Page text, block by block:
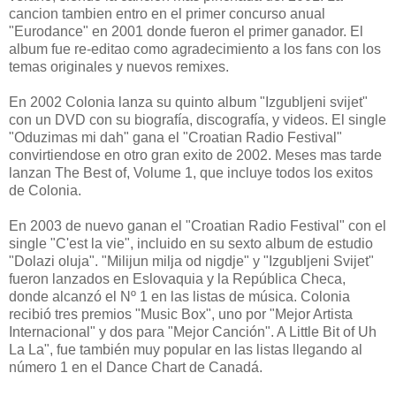
cancion tambien entro en el primer concurso anual
"Eurodance" en 2001 donde fueron el primer ganador. El
album fue re-editao como agradecimiento a los fans con los
temas originales y nuevos remixes.
En 2002 Colonia lanza su quinto album "Izgubljeni svijet"
con un DVD con su biografía, discografía, y videos. El single
"Oduzimas mi dah" gana el "Croatian Radio Festival"
convirtiendose en otro gran exito de 2002. Meses mas tarde
lanzan The Best of, Volume 1, que incluye todos los exitos
de Colonia.
En 2003 de nuevo ganan el "Croatian Radio Festival" con el
single "C'est la vie", incluido en su sexto album de estudio
"Dolazi oluja". "Milijun milja od nigdje" y "Izgubljeni Svijet"
fueron lanzados en Eslovaquia y la República Checa,
donde alcanzó el Nº 1 en las listas de música. Colonia
recibió tres premios "Music Box", uno por "Mejor Artista
Internacional" y dos para "Mejor Canción". A Little Bit of Uh
La La", fue también muy popular en las listas llegando al
número 1 en el Dance Chart de Canadá.